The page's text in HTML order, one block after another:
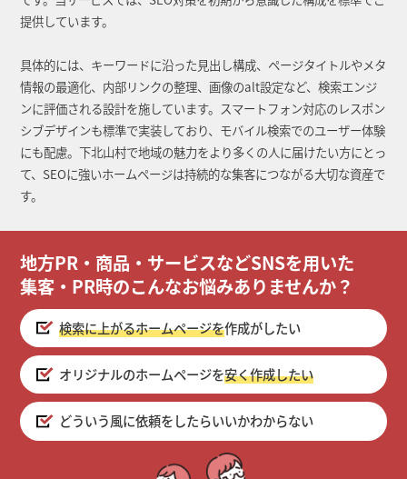
提供しています。
具体的には、キーワードに沿った見出し構成、ページタイトルやメタ
情報の最適化、内部リンクの整理、画像のalt設定など、検索エンジ
ンに評価される設計を施しています。スマートフォン対応のレスポン
シブデザインも標準で実装しており、モバイル検索でのユーザー体験
にも配慮。下北山村で地域の魅力をより多くの人に届けたい方にとっ
て、SEOに強いホームページは持続的な集客につながる大切な資産で
す。
地方PR・商品・サービスなどSNSを用いた
集客・PR時のこんなお悩みありませんか？
検索に上がるホームページを作成がしたい
オリジナルのホームページを安く作成したい
どういう風に依頼をしたらいいかわからない